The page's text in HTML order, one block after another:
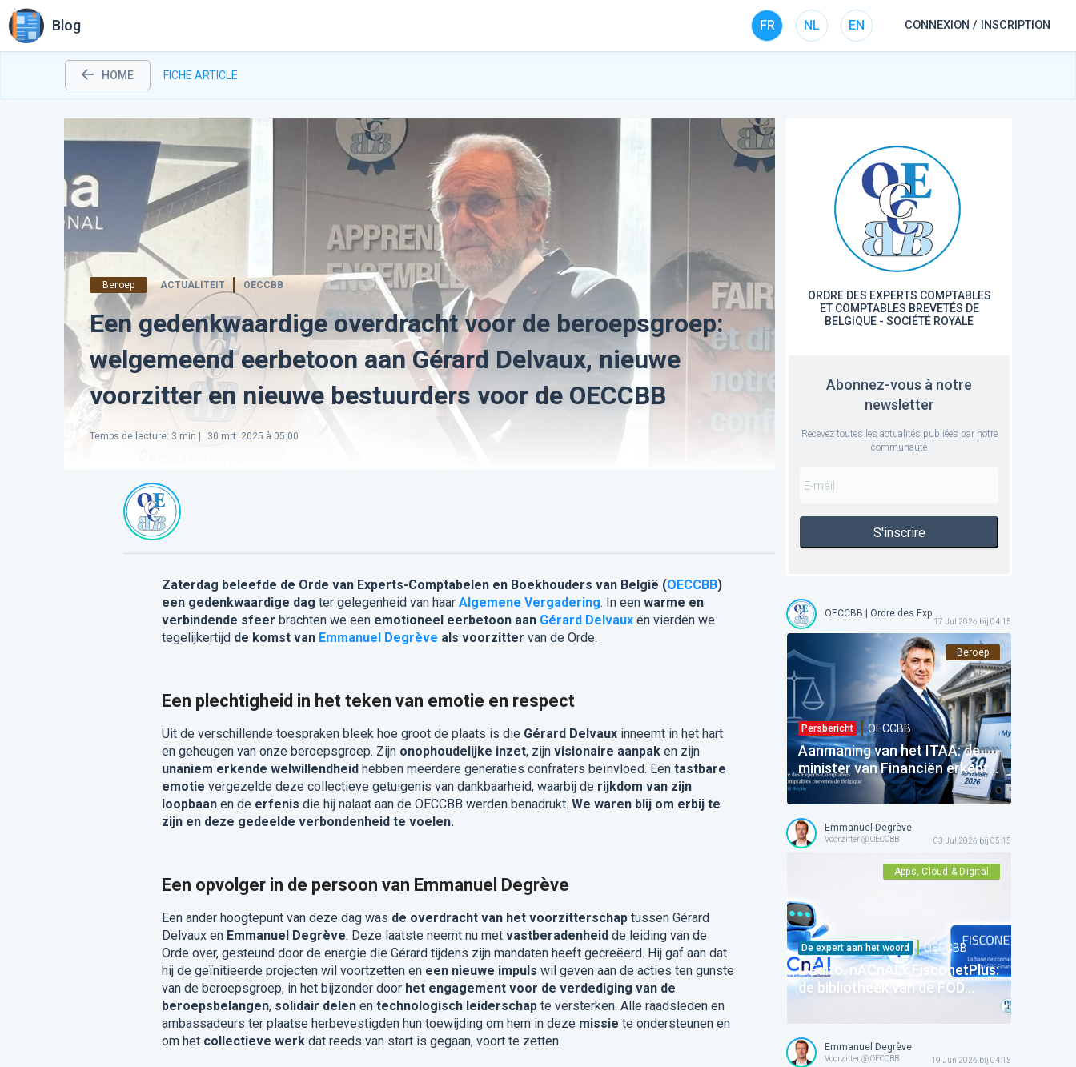
Blog FR NL EN CONNEXION / INSCRIPTION
HOME FICHE ARTICLE
Beroep ACTUALITEIT OECCBB
Een gedenkwaardige overdracht voor de beroepsgroep:
welgemeend eerbetoon aan Gérard Delvaux, nieuwe
voorzitter en nieuwe bestuurders voor de OECCBB
Temps de lecture: 3 min | 30 mrt. 2025 à 05:00
Zaterdag beleefde de Orde van Experts-Comptabelen en Boekhouders van België (OECCBB)
een gedenkwaardige dag ter gelegenheid van haar Algemene Vergadering. In een warme en
verbindende sfeer brachten we een emotioneel eerbetoon aan Gérard Delvauxen vierden we
tegelijkertijd de komst van Emmanuel Degrève als voorzitter van de Orde.
Een plechtigheid in het teken van emotie en respect
Uit de verschillende toespraken bleek hoe groot de plaats is die Gérard Delvauxinneemt in het hart
en geheugen van onze beroepsgroep. Zijn onophoudelijke inzet, zijn visionaire aanpaken zijn
unaniem erkende welwillendheidhebben meerdere generaties confraters beïnvloed. Een tastbare
emotie vergezelde deze collectieve getuigenis van dankbaarheid, waarbij de rijkdom van zijn
loopbaanen de erfenis die hij nalaat aan de OECCBB werden benadrukt. We waren blij om erbij te
zijn en deze gedeelde verbondenheid te voelen.
Een opvolger in de persoon van Emmanuel Degrève
Een ander hoogtepunt van deze dag was de overdracht van het voorzitterschaptussen Gérard
Delvaux en Emmanuel Degrève. Deze laatste neemt nu met vastberadenheidde leiding van de
Orde over, gesteund door de energie die Gérard tijdens zijn mandaten heeft gecreëerd. Hij gaf aan dat
hij de geïnitieerde projecten wil voortzetten en een nieuwe impuls wil geven aan de acties ten gunste
van de beroepsgroep, in het bijzonder door het engagement voor de verdediging van de
beroepsbelangen, solidair delenen technologisch leiderschapte versterken. Alle raadsleden en
ambassadeurs ter plaatse herbevestigden hun toewijding om hem in deze missie te ondersteunen en
om het collectieve werkdat reeds van start is gegaan, voort te zetten.
ORDRE DES EXPERTS COMPTABLES
ET COMPTABLES BREVETÉS DE
BELGIQUE - SOCIÉTÉ ROYALE
Abonnez-vous à notre
newsletter
Recevez toutes les actualités publiées par notre
communauté
S'inscrire
OECCBB | Ordre des Experts-comptables et
17 Jul 2026 bij 04:15
Beroep
Persbericht OECCBB
Aanmaning van het ITAA: de
minister van Financiën erkent
de verantwoordelijkheid van de
Staat — vooruit naar de
uitvoering!
Emmanuel Degrève
Voorzitter @ OECCBB 03 Jul 2026 bij 05:15
Apps, Cloud & Digital
De expert aan het woord OECCBB
L'Edito. nACnAI x FisconetPlus:
de bibliotheek van de FOD
de Orde!Emmanuel Degrève
Voorzitter @ OECCBB 19 Jun 2026 bij 04:15